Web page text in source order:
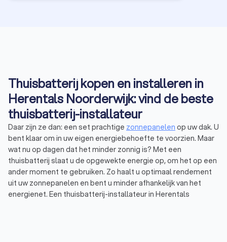
Thuisbatterij kopen en installeren in
Herentals Noorderwijk: vind de beste
thuisbatterij-installateur
Daar zijn ze dan: een set prachtige zonnepanelen op uw dak. U
bent klaar om in uw eigen energiebehoefte te voorzien. Maar
wat nu op dagen dat het minder zonnig is? Met een
thuisbatterij slaat u de opgewekte energie op, om het op een
ander moment te gebruiken. Zo haalt u optimaal rendement
uit uw zonnepanelen en bent u minder afhankelijk van het
energienet. Een thuisbatterij-installateur in Herentals